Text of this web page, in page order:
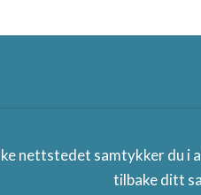
nettstedet samtykker du i
tilbake ditt